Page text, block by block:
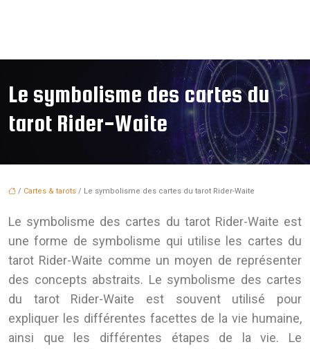
Le symbolisme des cartes du
tarot Rider-Waite
/ Cartes & tarots / Le symbolisme des cartes du tarot Rider-Waite
Le symbolisme des cartes du tarot Rider-Waite est
une forme de symbolisme qui utilise les cartes du
tarot Rider-Waite comme un moyen de représenter
des concepts abstraits. Le symbolisme des cartes
du tarot Rider-Waite est souvent utilisé pour
expliquer les différentes facettes de la vie humaine,
ainsi que les différentes étapes de la vie. Le